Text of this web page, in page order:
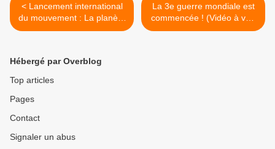
< Lancement international
du mouvement : La planète
bouge !
La 3e guerre mondiale est
commencée ! (Vidéo à voir
absolument) >
Hébergé par Overblog
Top articles
Pages
Contact
Signaler un abus